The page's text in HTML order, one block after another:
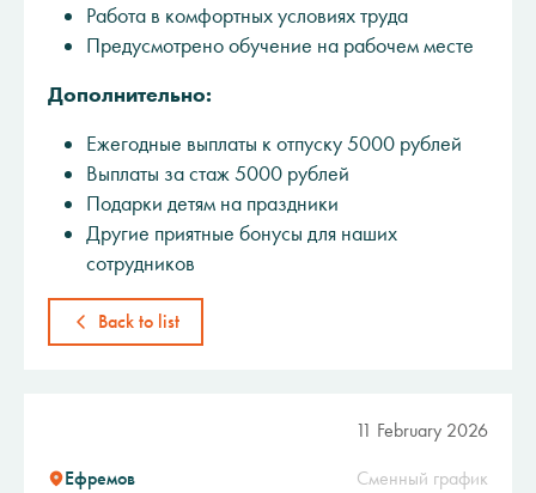
Работа в комфортных условиях труда
Предусмотрено обучение на рабочем месте
Дополнительно:
Ежегодные выплаты к отпуску 5000 рублей
Выплаты за стаж 5000 рублей
Подарки детям на праздники
Другие приятные бонусы для наших
сотрудников
Back to list
11 February 2026
Ефремов Сменный график